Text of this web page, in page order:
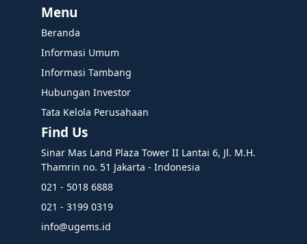
Menu
Beranda
Informasi Umum
Informasi Tambang
Hubungan Investor
Tata Kelola Perusahaan
Find Us
Sinar Mas Land Plaza Tower II Lantai 6, Jl. M.H.
Thamrin no. 51 Jakarta - Indonesia
021 - 5018 6888
021 - 3199 0319
info@ugems.id